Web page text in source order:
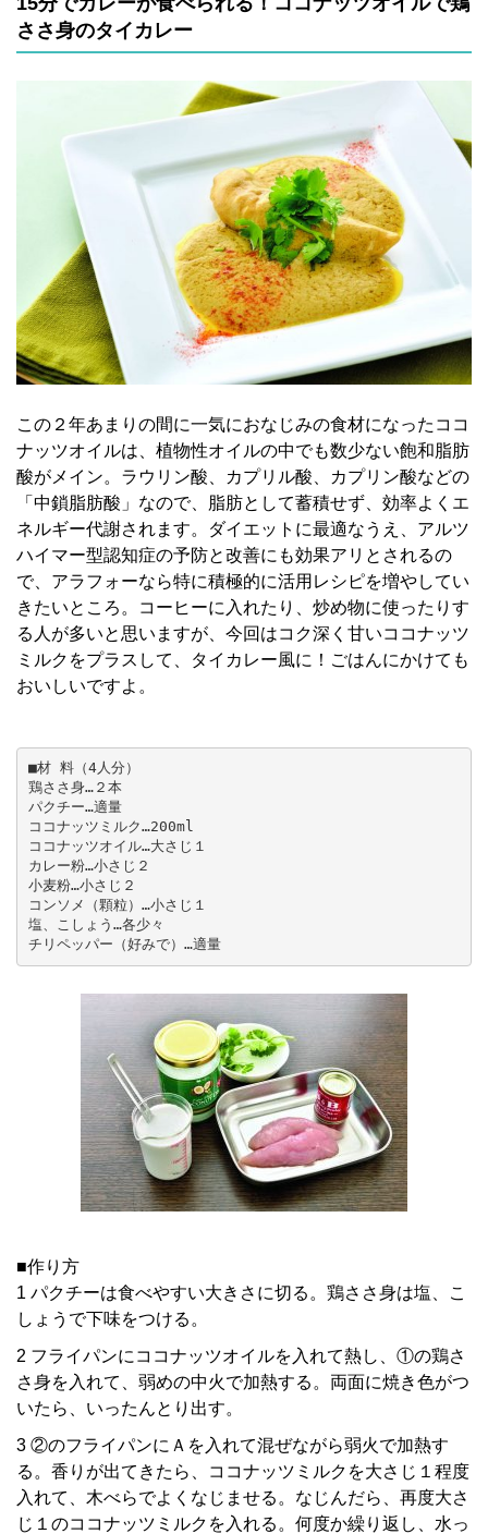
ささ身のタイカレー
この２年あまりの間に一気におなじみの食材になったココ
ナッツオイルは、植物性オイルの中でも数少ない飽和脂肪
酸がメイン。ラウリン酸、カプリル酸、カプリン酸などの
「中鎖脂肪酸」なので、脂肪として蓄積せず、効率よくエ
ネルギー代謝されます。ダイエットに最適なうえ、アルツ
ハイマー型認知症の予防と改善にも効果アリとされるの
で、アラフォーなら特に積極的に活用レシピを増やしてい
きたいところ。コーヒーに入れたり、炒め物に使ったりす
る人が多いと思いますが、今回はコク深く甘いココナッツ
ミルクをプラスして、タイカレー風に！ごはんにかけても
おいしいですよ。
■材 料（4人分）
鶏ささ身…２本
パクチー…適量
ココナッツミルク…200ml
ココナッツオイル…大さじ１
カレー粉…小さじ２
小麦粉…小さじ２
コンソメ（顆粒）…小さじ１
塩、こしょう…各少々
チリペッパー（好みで）…適量
■作り方
1 パクチーは食べやすい大きさに切る。鶏ささ身は塩、こ
しょうで下味をつける。
2 フライパンにココナッツオイルを入れて熱し、①の鶏さ
さ身を入れて、弱めの中火で加熱する。両面に焼き色がつ
いたら、いったんとり出す。
3 ②のフライパンにＡを入れて混ぜながら弱火で加熱す
る。香りが出てきたら、ココナッツミルクを大さじ１程度
入れて、木べらでよくなじませる。なじんだら、再度大さ
じ１のココナッツミルクを入れる。何度か繰り返し、水っ